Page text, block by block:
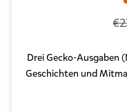
€
Drei Gecko-Ausgaben
Geschichten und